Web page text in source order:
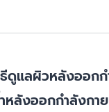
ดูแลผิวหลังออกก
หลังออกกำลังกาย